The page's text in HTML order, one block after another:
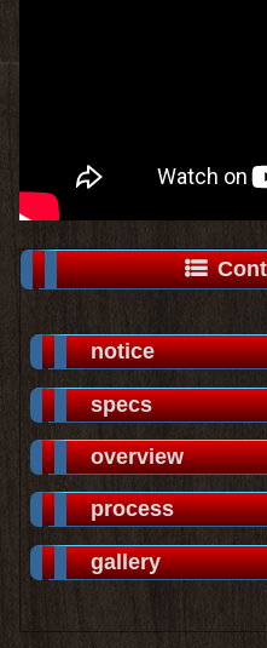
notice
specs
overview
process
gallery